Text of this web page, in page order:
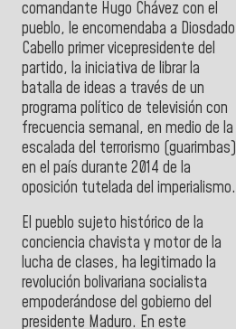
comandante Hugo Chávez con el
pueblo, le encomendaba a Diosdado
Cabello primer vicepresidente del
partido, la iniciativa de librar la
batalla de ideas a través de un
programa político de televisión con
frecuencia semanal, en medio de la
escalada del terrorismo (guarimbas)
en el país durante 2014 de la
oposición tutelada del imperialismo.
El pueblo sujeto histórico de la
conciencia chavista y motor de la
lucha de clases, ha legitimado la
revolución bolivariana socialista
empoderándose del gobierno del
presidente Maduro. En este